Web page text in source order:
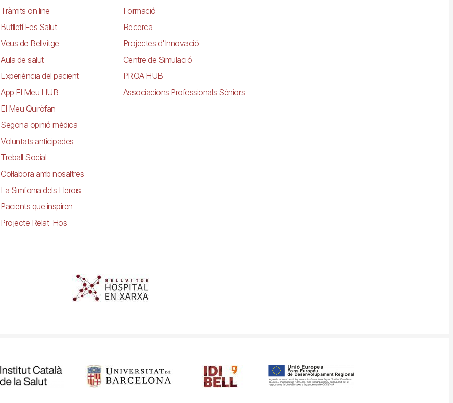
Tràmits on line
Butlletí Fes Salut
Veus de Bellvitge
Aula de salut
Experiència del pacient
App El Meu HUB
El Meu Quiròfan
Segona opinió mèdica
Voluntats anticipades
Treball Social
Col·labora amb nosaltres
La Simfonia dels Herois
Pacients que inspiren
Projecte Relat-Hos
Formació
Recerca
Projectes d'Innovació
Centre de Simulació
PROA HUB
Associacions Professionals Sèniors